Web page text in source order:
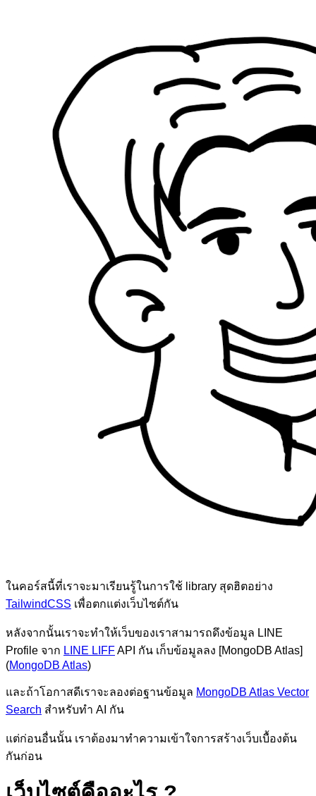
ในคอร์สนี้ที่เราจะมาเรียนรู้ในการใช้ library สุดฮิตอย่าง
TailwindCSS เพื่อตกแต่งเว็บไซต์กัน
หลังจากนั้นเราจะทำให้เว็บของเราสามารถดึงข้อมูล LINE
Profile จาก LINE LIFFAPI กัน เก็บข้อมูลลง [MongoDB Atlas]
(MongoDB Atlas)
และถ้าโอกาสดีเราจะลองต่อฐานข้อมูล MongoDB Atlas Vector
Search สำหรับทำ AI กัน
แต่ก่อนอื่นนั้น เราต้องมาทำความเข้าใจการสร้างเว็บเบื้องต้น
กันก่อน